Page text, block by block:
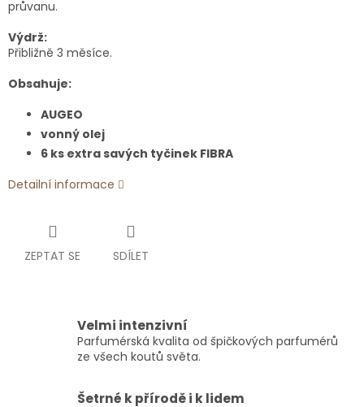
průvanu.
Výdrž:
Přibližně 3 měsíce.
Obsahuje:
AUGEO
vonný olej
6 ks extra savých tyčinek FIBRA
Detailní informace
ZEPTAT SE SDÍLET
Velmi intenzivní
Parfumérská kvalita od špičkových parfumérů
ze všech koutů světa.
Šetrné k přírodě i k lidem